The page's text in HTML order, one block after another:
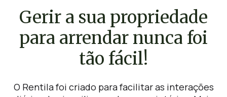
Gerir a sua propriedade
para arrendar nunca foi
tão fácil!
O Rentila foi criado para facilitar as interações